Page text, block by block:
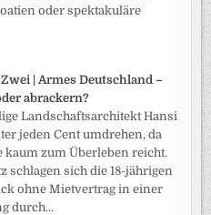
oder spektakuläre
Zwei | Armes Deutschland –
abrackern?
Landschaftsarchitekt Hansi
jeden Cent umdrehen, da
kaum zum Überleben reicht.
schlagen sich die 18-jährigen
ohne Mietvertrag in einer
durch...